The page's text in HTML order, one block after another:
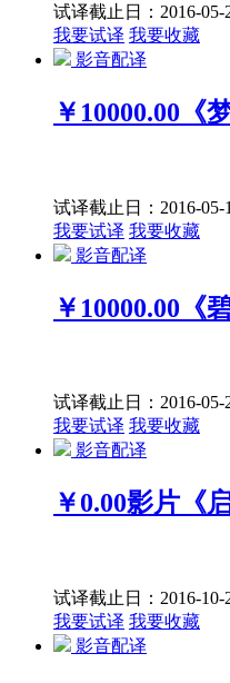
试译截止日：2016-05-
我要试译 我要收藏
影音配译
￥10000.00 《
试译截止日：2016-05-
我要试译 我要收藏
影音配译
￥10000.00 《
试译截止日：2016-05-
我要试译 我要收藏
影音配译
￥0.00影片《
试译截止日：2016-10-
我要试译 我要收藏
影音配译